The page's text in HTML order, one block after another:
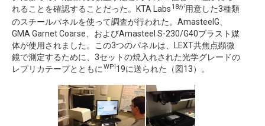
れることを確認することだった。KTA Labs 18が用意した3種類
のスチールパネルを使って調査が行われた。AmasteelG、
GMA Garnet Coarse、およびAmasteel S-230/G40ブラスト媒
体が使用されました。この3つのパネルは、LEXT共焦点顕微
鏡で測定するために、3セットの焼入れされた光学グレードの
レプリカテープとともに WPI19に送られた（図13）。